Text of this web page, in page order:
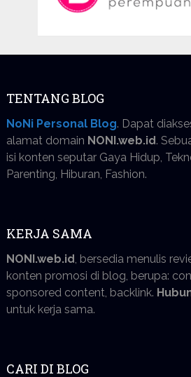
TENTANG BLOG
NoNi Personal Blog. Dapat
alamat domain NONI.web.id.
isi konten seputar Gaya Hidup,
Parenting, Hiburan, Fashion.
KERJA SAMA
NONI.web.id , bersedia menulis
konten promosi di blog, berupa:
sponsored content, backlink.
untuk kerja sama.
CARI DI BLOG